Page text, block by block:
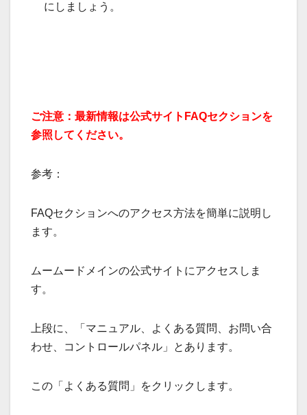
にしましょう。
ご注意：最新情報は公式サイトFAQセクションを
参照してください。
参考：
FAQセクションへのアクセス方法を簡単に説明し
ます。
ムームードメインの公式サイトにアクセスしま
す。
上段に、「マニュアル、よくある質問、お問い合
わせ、コントロールパネル」とあります。
この「よくある質問」をクリックします。